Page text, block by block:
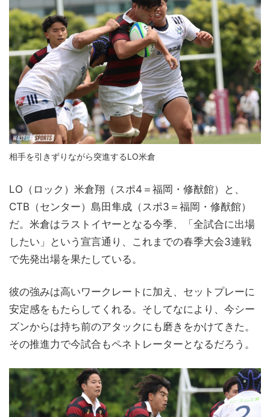
相手を引きずりながら突進するLO米倉
LO（ロック）米倉翔（スポ4＝福岡・修猷館）と、
CTB（センター）島田隼成（スポ3＝福岡・修猷館）
だ。米倉はラストイヤーとなる今季、「全試合に出場
したい」という宣言通り、これまでの春季大会3連戦
で先発出場を果たしている。
彼の強みは高いワークレートに加え、セットプレーに
安定感をもたらしてくれる。そしてなにより、今シー
ズンからは持ち前のアタックにも磨きをかけてきた。
その推進力で今試合もペネトレーターとなるだろう。